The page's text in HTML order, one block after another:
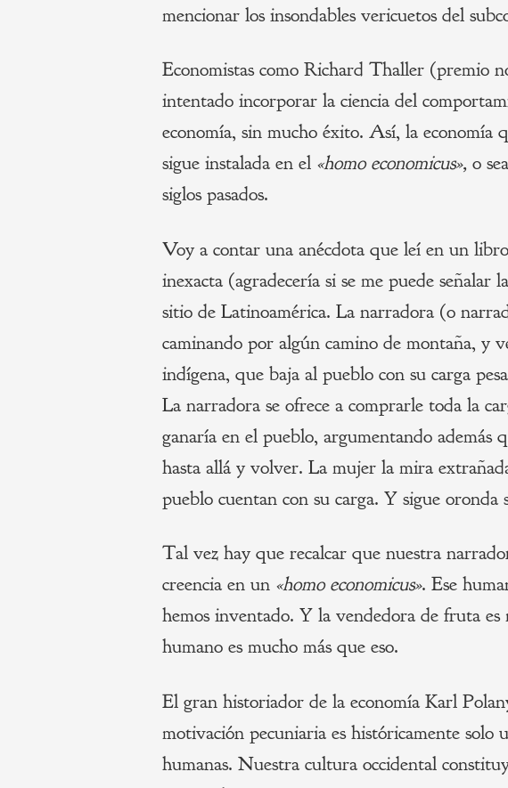
mencionar los insondables vericuetos del
Economistas como Richard Thaller (premio
intentado incorporar la ciencia del
economía, sin mucho éxito. Así, la economía
sigue instalada en el «homo economicus», o
siglos pasados.
Voy a contar una anécdota que leí en un
inexacta (agradecería si se me puede
sitio de Latinoamérica. La narradora (o
caminando por algún camino de montaña, y
indígena, que baja al pueblo con su carga
La narradora se ofrece a comprarle toda la
ganaría en el pueblo, argumentando además
hasta allá y volver. La mujer la mira
pueblo cuentan con su carga. Y sigue oronda
Tal vez hay que recalcar que nuestra
creencia en un «homo economicus». Ese
hemos inventado. Y la vendedora de fruta es
humano es mucho más que eso.
El gran historiador de la economía Karl
motivación pecuniaria es históricamente solo
humanas. Nuestra cultura occidental